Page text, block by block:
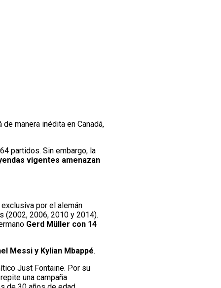
manera inédita en Canadá,
partidos. Sin embargo, la
vigentes amenazan
por el alemán
(2002, 2006, 2010 y 2014).
Gerd Müller con 14
Messi y Kylian Mbappé.
Just Fontaine. Por su
una campaña